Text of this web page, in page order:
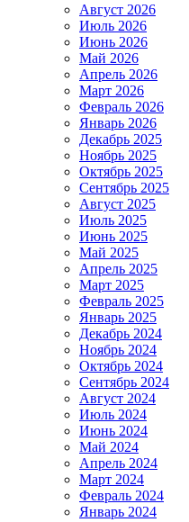
Август 2026
Июль 2026
Июнь 2026
Май 2026
Апрель 2026
Март 2026
Февраль 2026
Январь 2026
Декабрь 2025
Ноябрь 2025
Октябрь 2025
Сентябрь 2025
Август 2025
Июль 2025
Июнь 2025
Май 2025
Апрель 2025
Март 2025
Февраль 2025
Январь 2025
Декабрь 2024
Ноябрь 2024
Октябрь 2024
Сентябрь 2024
Август 2024
Июль 2024
Июнь 2024
Май 2024
Апрель 2024
Март 2024
Февраль 2024
Январь 2024